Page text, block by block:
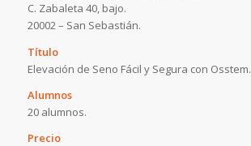
C. Zabaleta 40, bajo.
20002 – San Sebastián.
Título
Elevación de Seno Fácil y Segura con Osstem.
Alumnos
20 alumnos.
Precio